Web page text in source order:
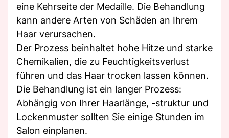
eine Kehrseite der Medaille. Die Behandlung
kann andere Arten von Schäden an Ihrem
Haar verursachen.
Der Prozess beinhaltet hohe Hitze und starke
Chemikalien, die zu Feuchtigkeitsverlust
führen und das Haar trocken lassen können.
Die Behandlung ist ein langer Prozess:
Abhängig von Ihrer Haarlänge, -struktur und
Lockenmuster sollten Sie einige Stunden im
Salon einplanen.